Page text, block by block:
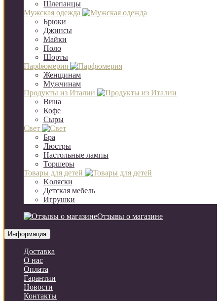
Шлепанцы
Мужская одежда
Брюки
Джинсы
Майки
Поло
Шорты
Парфюмерия
Женщинам
Мужчинам
Продукты из Италии
Вина
Кофе
Сыры
Свет
Бра
Люстры
Настольные лампы
Торшеры
Товары для детей
Kоляски
Детская мебель
Игрушки
Отзывы о магазине
Информация
Доставка
О нас
Оплата
Гарантии
Новости
Контакты